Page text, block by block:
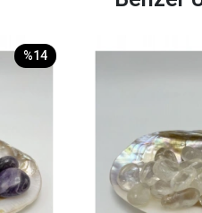
%14